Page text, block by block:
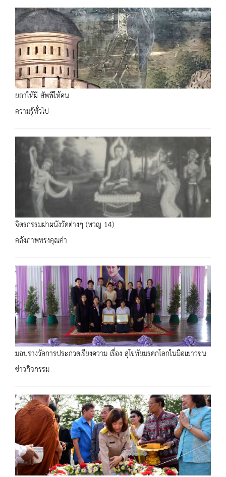
ยถาให้ผี สัพพีให้คน
ความรู้ทั่วไป
จิตรกรรมฝาผนังวัดต่างๆ (หวญ 14)
คลังภาพทรงคุณค่า
มอบรางวัลการประกวดเรียงความ เรื่อง สุโขทัยมรดกโลกในมือเยาวชน
ข่าวกิจกรรม